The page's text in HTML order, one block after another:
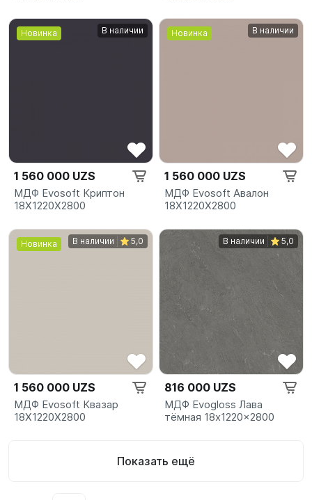
Новинка В наличии
1 560 000 UZS
МДФ Evosoft Криптон
18X1220X2800
Новинка В наличии
1 560 000 UZS
МДФ Evosoft Авалон
18X1220X2800
Новинка В наличии 5,0
1 560 000 UZS
МДФ Evosoft Квазар
18X1220X2800
В наличии 5,0
816 000 UZS
МДФ Evogloss Лава
тёмная 18x1220x2800
Показать ещё